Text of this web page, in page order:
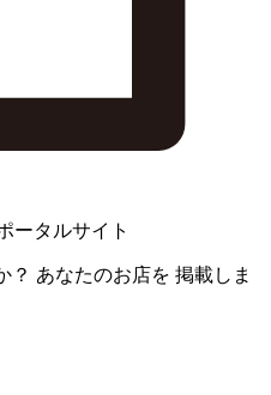
ータルサイト
？ あなたのお店を 掲載しま